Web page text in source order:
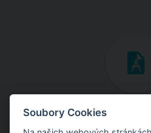
Inženýrské
Soubory Cookies